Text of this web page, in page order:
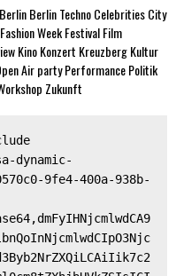
BerlinBerlin TechnoCelebritiesCity
Fashion WeekFestivalFilm
KinoKonzert KreuzbergKultur
AirpartyPerformancePolitik
Zukunft
dynamic-
9fe4-400a-938b-